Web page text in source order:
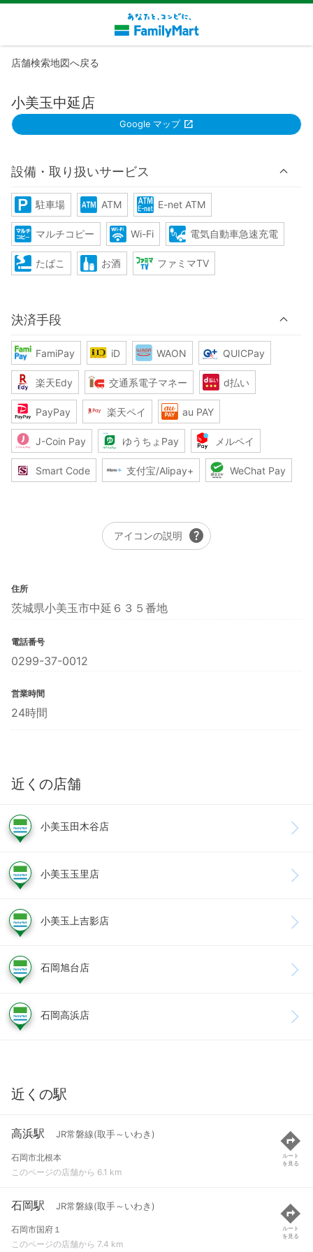
店舗検索地図へ戻る
小美玉中延店
Google マップ
設備・取り扱いサービス
駐車場 ATM E-net ATM
マルチコピー Wi-Fi 電気自動車急速充電
たばこ お酒 ファミマTV
決済手段
FamiPay iD WAON QUICPay
楽天Edy 交通系電子マネー d払い
PayPay 楽天ペイ au PAY
J-Coin Pay ゆうちょPay メルペイ
Smart Code 支付宝/Alipay+ WeChat Pay
アイコンの説明 help
住所
茨城県小美玉市中延６３５番地
電話番号
0299-37-0012
営業時間
24時間
近くの店舗
小美玉田木谷店
小美玉玉里店
小美玉上吉影店
石岡旭台店
石岡高浜店
近くの駅
高浜駅 JR常磐線(取手～いわき)
石岡市北根本
このページの店舗から 6.1 km
ルート
を見る
石岡駅 JR常磐線(取手～いわき)
石岡市国府１
このページの店舗から 7.4 km
ルート
を見る